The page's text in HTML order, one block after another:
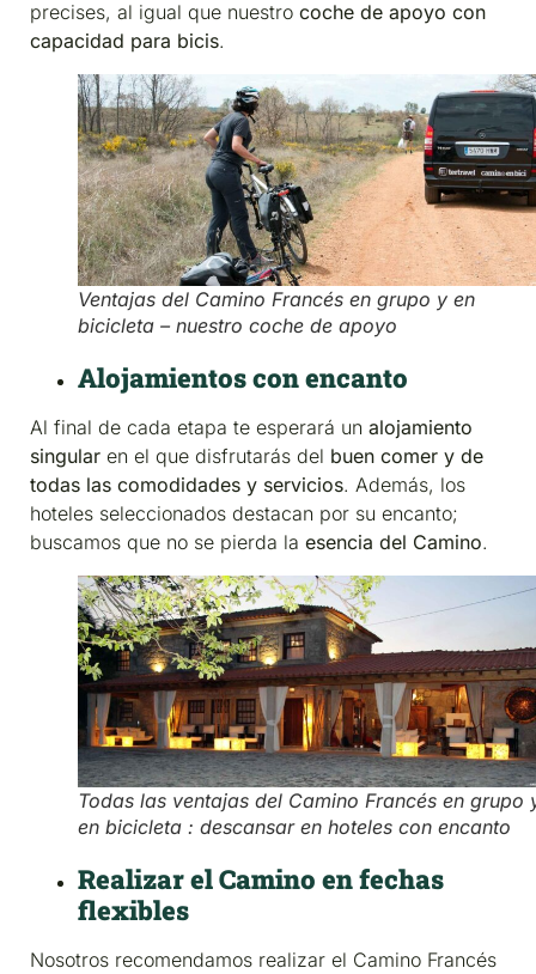
precises, al igual que nuestro coche de apoyo con
capacidad para bicis.
Ventajas del Camino Francés en grupo y en
bicicleta – nuestro coche de apoyo
Alojamientos con encanto
Al final de cada etapa te esperará un alojamiento
singular en el que disfrutarás del buen comer y de
todas las comodidades y servicios. Además, los
hoteles seleccionados destacan por su encanto;
buscamos que no se pierda la esencia del Camino.
Todas las ventajas del Camino Francés en grupo
en bicicleta : descansar en hoteles con encanto
Realizar el Camino en fechas
flexibles
Nosotros recomendamos realizar el Camino Francés